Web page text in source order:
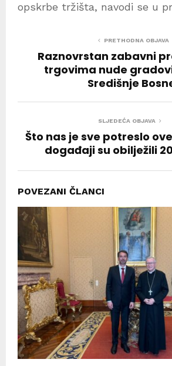
opskrbe tržišta, navodi se u
PRETHODNA OBJAVA
Raznovrstan zabavni
trgovima nude
Središnje
SLJEDEĆA OBJAVA
Što nas je sve potreslo
događaji su obilježili
POVEZANI ČLANCI